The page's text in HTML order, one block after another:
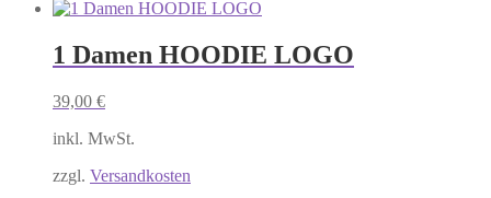
Produkt
mehrere
Varianten
der
1 Damen HOODIE LOGO
39,00 €
inkl. MwSt.
zzgl. Versandkosten